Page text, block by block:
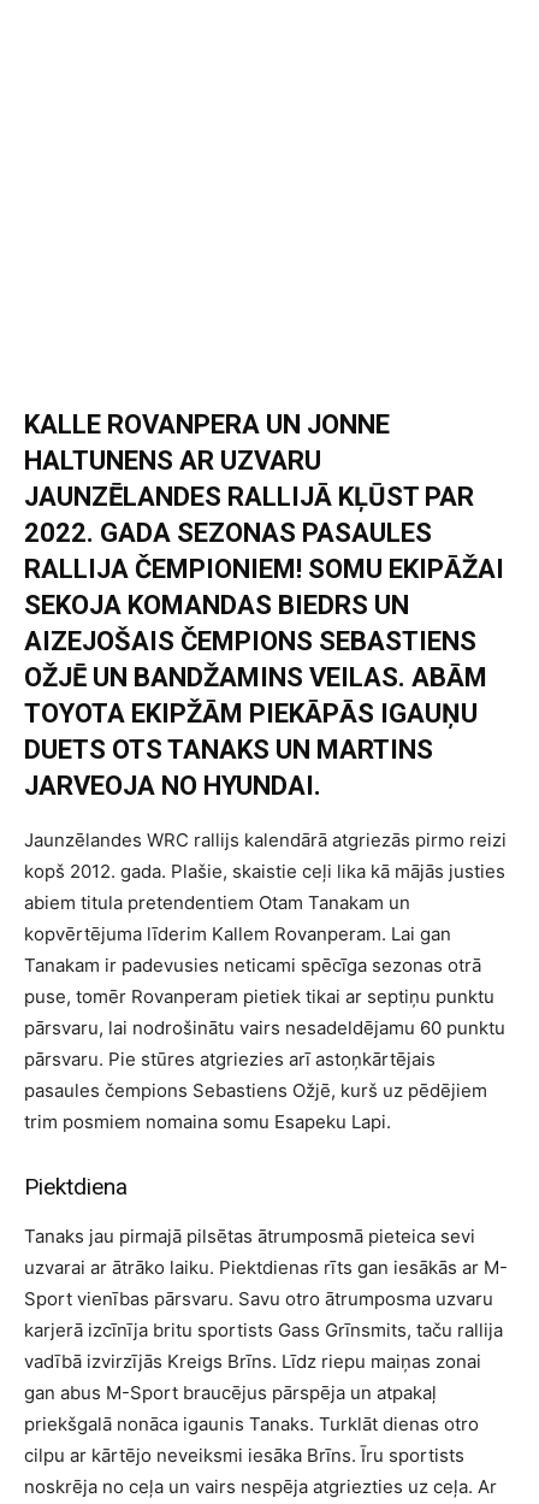
KALLE ROVANPERA UN JONNE
HALTUNENS AR UZVARU
JAUNZĒLANDES RALLIJĀ KĻŪST PAR
2022. GADA SEZONAS PASAULES
RALLIJA ČEMPIONIEM! SOMU EKIPĀŽAI
SEKOJA KOMANDAS BIEDRS UN
AIZEJOŠAIS ČEMPIONS SEBASTIENS
OŽJĒ UN BANDŽAMINS VEILAS. ABĀM
TOYOTA EKIPŽĀM PIEKĀPĀS IGAUŅU
DUETS OTS TANAKS UN MARTINS
JARVEOJA NO HYUNDAI.
Jaunzēlandes WRC rallijs kalendārā atgriezās pirmo reizi
kopš 2012. gada. Plašie, skaistie ceļi lika kā mājās justies
abiem titula pretendentiem Otam Tanakam un
kopvērtējuma līderim Kallem Rovanperam. Lai gan
Tanakam ir padevusies neticami spēcīga sezonas otrā
puse, tomēr Rovanperam pietiek tikai ar septiņu punktu
pārsvaru, lai nodrošinātu vairs nesadeldējamu 60 punktu
pārsvaru. Pie stūres atgriezies arī astoņkārtējais
pasaules čempions Sebastiens Ožjē, kurš uz pēdējiem
trim posmiem nomaina somu Esapeku Lapi.
Piektdiena
Tanaks jau pirmajā pilsētas ātrumposmā pieteica sevi
uzvarai ar ātrāko laiku. Piektdienas rīts gan iesākās ar M-
Sport vienības pārsvaru. Savu otro ātrumposma uzvaru
karjerā izcīnīja britu sportists Gass Grīnsmits, taču rallija
vadībā izvirzījās Kreigs Brīns. Līdz riepu maiņas zonai
gan abus M-Sport braucējus pārspēja un atpakaļ
priekšgalā nonāca igaunis Tanaks. Turklāt dienas otro
cilpu ar kārtējo neveiksmi iesāka Brīns. Īru sportists
noskrēja no ceļa un vairs nespēja atgriezties uz ceļa. Ar